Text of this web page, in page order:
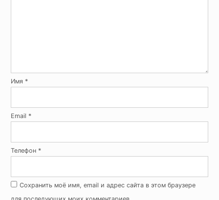
Имя *
Email *
Телефон *
Сохранить моё имя, email и адрес сайта в этом браузере